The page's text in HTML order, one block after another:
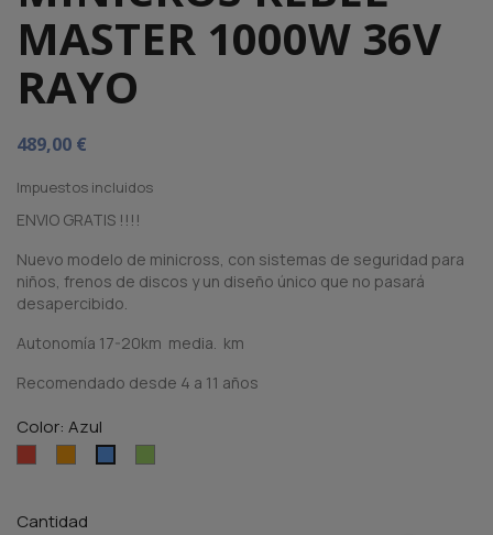
MASTER 1000W 36V
RAYO
489,00 €
Impuestos incluidos
ENVIO GRATIS !!!!
Nuevo modelo de minicross, con sistemas de seguridad para
niños, frenos de discos y un diseño único que no pasará
desapercibido.
Autonomía 17-20km media. km
Recomendado desde 4 a 11 años
Color: Azul
Cantidad